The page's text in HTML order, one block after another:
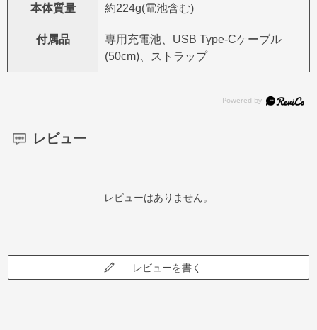
本体質量 約224g(電池含む)
付属品
専用充電池、USB Type-Cケーブル
(50cm)、ストラップ
レビュー
レビューはありません。
レビューを書く